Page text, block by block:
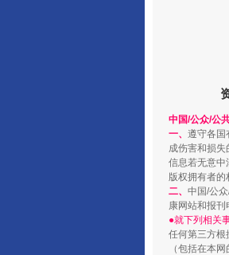
中国/公众/公
一、 遵守各国
成伤害和损
信息若无意中
版权拥有者
二、 中国/公
康网站和报刊
●就下列相关
任何第三方根
（包括在本